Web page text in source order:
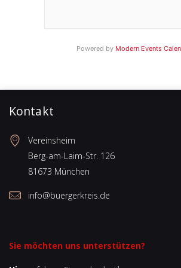
Powered by Modern Events
Kontakt
Vereinsheim
Berg-am-Laim-Str. 126
81673 München
info@buergerkreis.de
Sie möchten uns unterstützen?